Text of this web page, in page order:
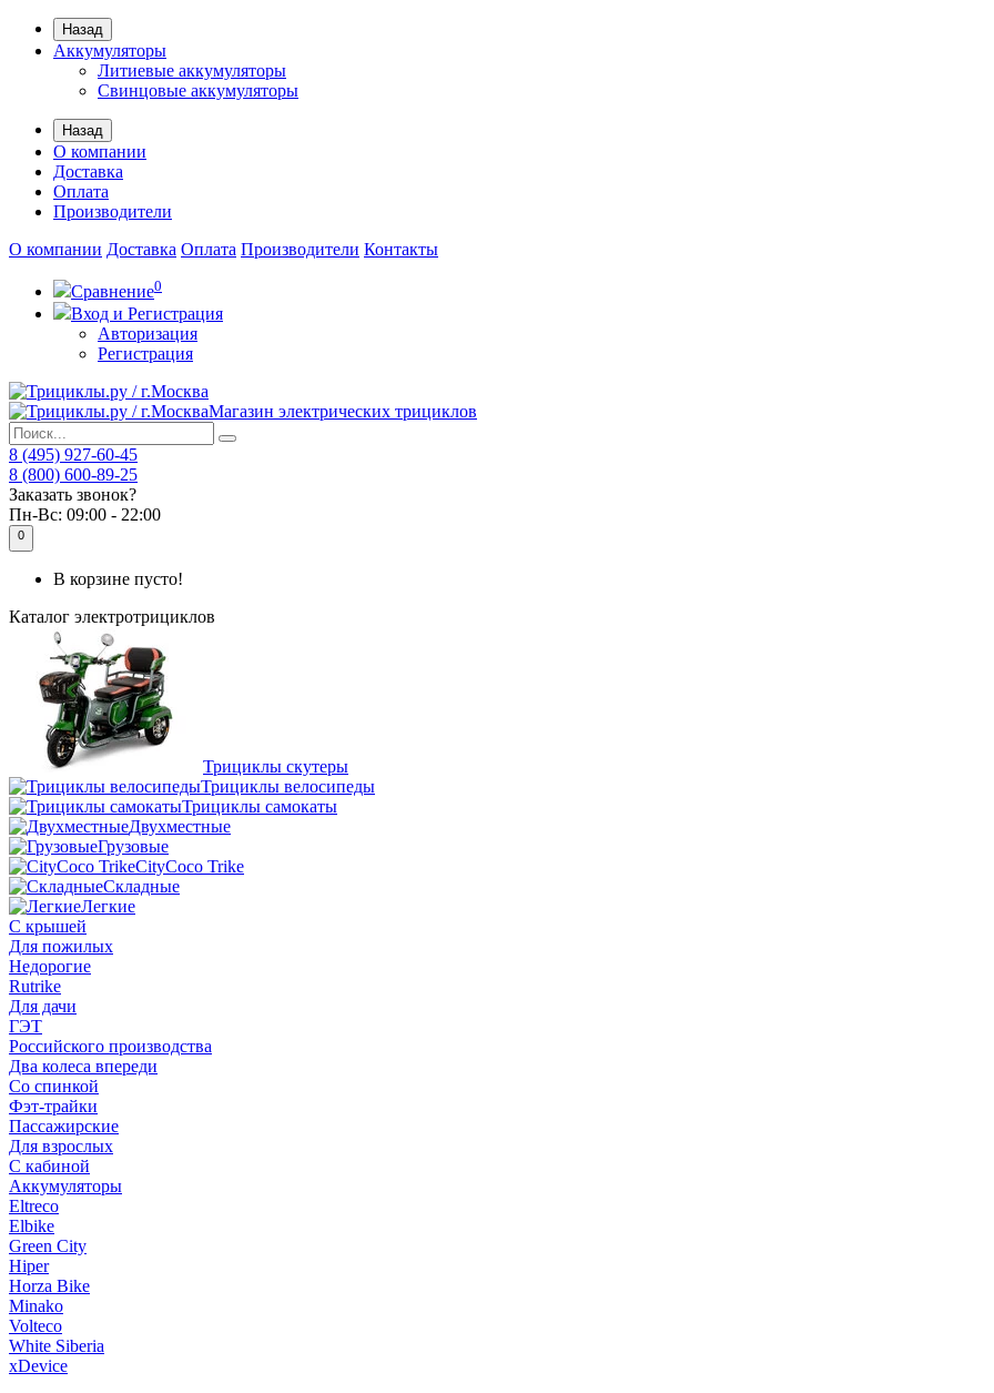
Назад
Аккумуляторы
Литиевые аккумуляторы
Свинцовые аккумуляторы
Назад
О компании
Доставка
Оплата
Производители
О компании Доставка Оплата Производители Контакты
Сравнение0
Вход и Регистрация
Авторизация
Регистрация
Магазин электрических трициклов
8 (495) 927-60-45
8 (800) 600-89-25
Заказать звонок?
Пн-Вс: 09:00 - 22:00
0
В корзине пусто!
Каталог электротрициклов
Трициклы скутеры
Трициклы велосипеды
Трициклы самокаты
Двухместные
Грузовые
CityCoco Trike
Складные
Легкие
С крышей
Для пожилых
Недорогие
Rutrike
Для дачи
ГЭТ
Российского производства
Два колеса впереди
Со спинкой
Фэт-трайки
Пассажирские
Для взрослых
С кабиной
Аккумуляторы
Eltreco
Elbike
Green City
Hiper
Horza Bike
Minako
Volteco
White Siberia
xDevice